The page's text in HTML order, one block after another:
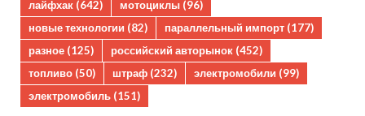
лайфхак (642) мотоциклы (96)
новые технологии (82) параллельный импорт (177)
разное (125) российский авторынок (452)
топливо (50) штраф (232) электромобили (99)
электромобиль (151)